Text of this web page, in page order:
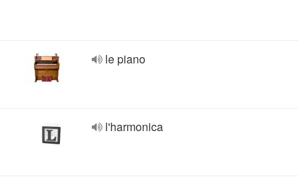
le piano
l'harmonica